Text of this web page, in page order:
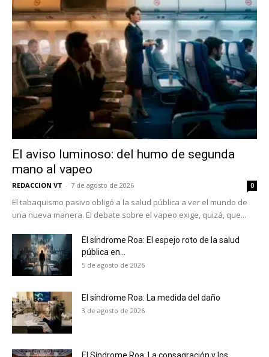
El aviso luminoso: del humo de segunda
mano al vapeo
REDACCION VT - 7 de agosto de 2026 0
El tabaquismo pasivo obligó a la salud pública a ver el mundo de
una nueva manera. El debate sobre el vapeo exige, quizá, que...
El síndrome Roa: El espejo roto de la salud
pública en...
5 de agosto de 2026
El síndrome Roa: La medida del daño
3 de agosto de 2026